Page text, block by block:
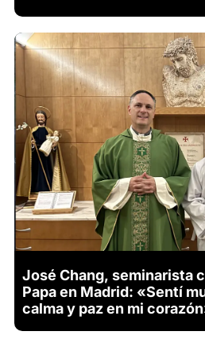
José Chang, seminarista
Papa en Madrid: «Sentí
calma y paz en mi